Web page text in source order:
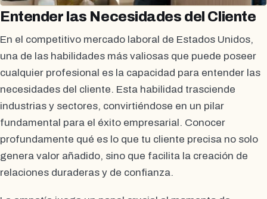
Entender las Necesidades del Cliente
En el competitivo mercado laboral de Estados Unidos,
una de las habilidades más valiosas que puede poseer
cualquier profesional es la capacidad para entender las
necesidades del cliente. Esta habilidad trasciende
industrias y sectores, convirtiéndose en un pilar
fundamental para el éxito empresarial. Conocer
profundamente qué es lo que tu cliente precisa no solo
genera valor añadido, sino que facilita la creación de
relaciones duraderas y de confianza.